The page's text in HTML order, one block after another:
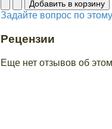
Задайте вопрос по
Рецензии
Еще нет отзывов об